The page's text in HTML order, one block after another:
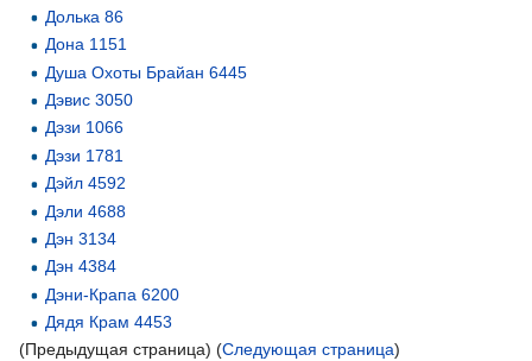
Долька 86
Дона 1151
Душа Охоты Брайан 6445
Дэвис 3050
Дэзи 1066
Дэзи 1781
Дэйл 4592
Дэли 4688
Дэн 3134
Дэн 4384
Дэни-Крапа 6200
Дядя Крам 4453
(Предыдущая страница) (Следующая страница)